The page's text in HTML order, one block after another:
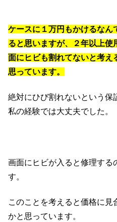
ケースに１万円もかけるなん
ると思いますが、２年以上
面にヒビも割れてないと考え
思っています。
絶対にひび割れないという保
私の経験では大丈夫でした。
画面にヒビが入ると修理する
す。
このことを考えると価格に
かと思っています。